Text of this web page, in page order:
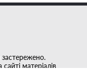
матеріалів